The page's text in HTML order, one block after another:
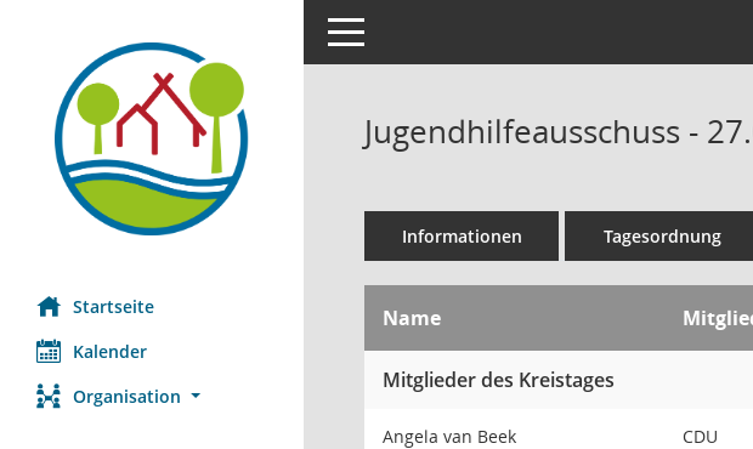
Startseite
Kalender
Organisation
Toggle navigation
Jugendhilfeausschuss -
Informationen Tagesordnung
Name
Mitglieder des Kreistages
Angela van Beek CDU